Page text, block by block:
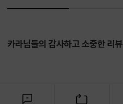
카라님들의 감사하고 소중한 리뷰